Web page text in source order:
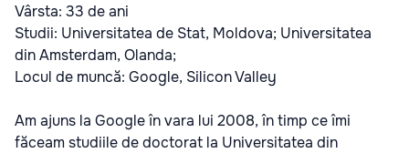
Vârsta: 33 de ani
Studii: Universitatea de Stat, Moldova; Universitatea
din Amsterdam, Olanda;
Locul de muncă: Google, Silicon Valley
Am ajuns la Google în vara lui 2008, în timp ce îmi
făceam studiile de doctorat la Universitatea din